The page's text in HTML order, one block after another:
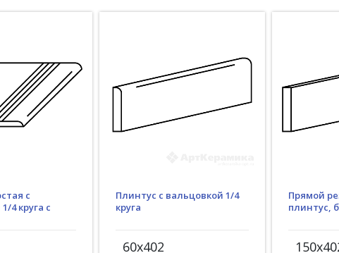
с
4 круга с
Плинтус с вальцовкой 1/4
круга
60x402
Прямой
плинтус,